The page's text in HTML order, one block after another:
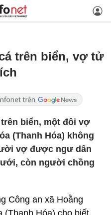
trên biển, vợ tử
biển, một đôi vợ
(Thanh Hóa) không
vợ được ngư dân
còn người chồng
Công an xã Hoằng
(Thanh Hóa) cho biết,